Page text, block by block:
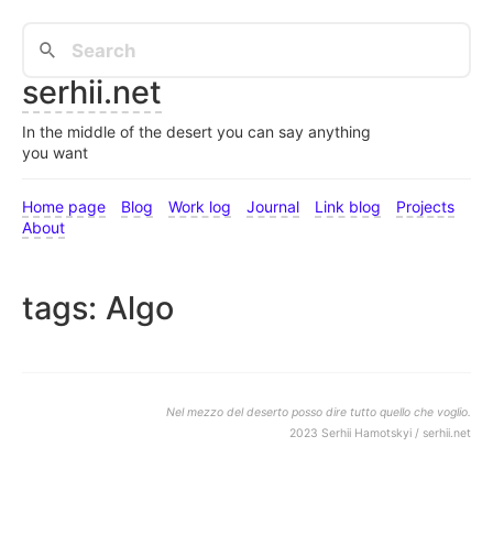
serhii.net
In the middle of the desert you can say anything
you want
Home page Blog Work log Journal Link blog
Projects
About
tags: Algo
Nel mezzo del deserto posso dire tutto quello che voglio.
2023 Serhii Hamotskyi / serhii.net